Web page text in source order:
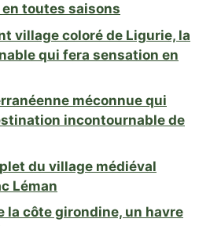
toutes saisons
village coloré de Ligurie, la
qui fera sensation en
méconnue qui
incontournable de
du village médiéval
Léman
la côte girondine, un havre